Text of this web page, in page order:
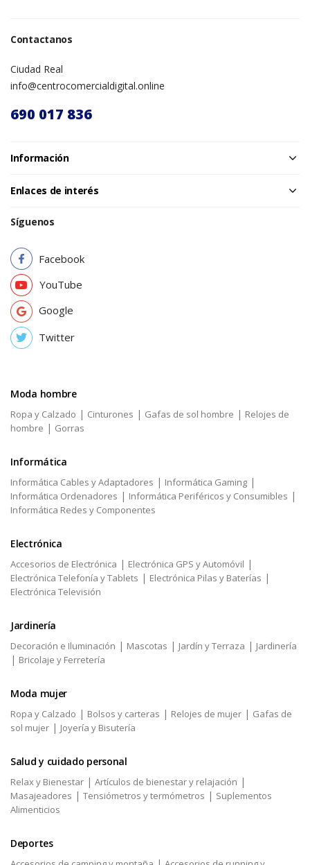
Contactanos
Ciudad Real
info@centrocomercialdigital.online
690 017 836
Información
Enlaces de interés
Síguenos
Facebook
YouTube
Google
Twitter
Moda hombre
Ropa y Calzado | Cinturones | Gafas de sol hombre | Relojes de
hombre | Gorras
Informática
Informática Cables y Adaptadores | Informática Gaming |
Informática Ordenadores | Informática Periféricos y Consumibles |
Informática Redes y Componentes
Electrónica
Accesorios de Electrónica | Electrónica GPS y Automóvil |
Electrónica Telefonía y Tablets | Electrónica Pilas y Baterías |
Electrónica Televisión
Jardinería
Decoración e Iluminación | Mascotas | Jardín y Terraza | Jardinería
| Bricolaje y Ferretería
Moda mujer
Ropa y Calzado | Bolsos y carteras | Relojes de mujer | Gafas de
sol mujer | Joyería y Bisutería
Salud y cuidado personal
Relax y Bienestar | Artículos de bienestar y relajación |
Masajeadores | Tensiómetros y termómetros | Suplementos
Alimenticios
Deportes